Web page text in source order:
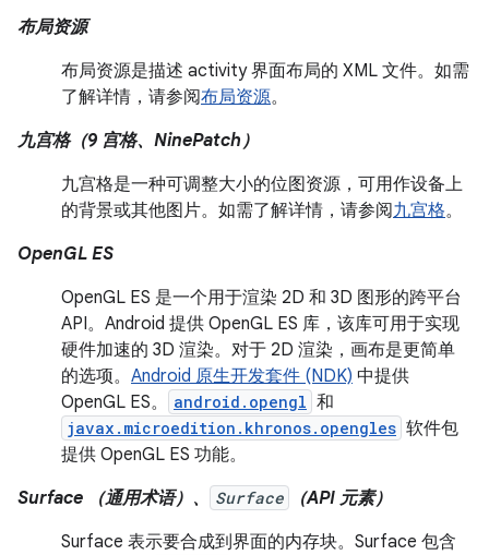
布局资源
布局资源是描述 activity 界面布局的 XML 文件。如需
了解详情，请参阅布局资源。
九宫格（9 宫格、NinePatch）
九宫格是一种可调整大小的位图资源，可用作设备上
的背景或其他图片。如需了解详情，请参阅九宫格。
OpenGL ES
OpenGL ES 是一个用于渲染 2D 和 3D 图形的跨平台
API。Android 提供 OpenGL ES 库，该库可用于实现
硬件加速的 3D 渲染。对于 2D 渲染，画布是更简单
的选项。 Android 原生开发套件 (NDK) 中提供
OpenGL ES。
android.opengl 和
javax.microedition.khronos.opengles 软件包
提供 OpenGL ES 功能。
Surface （通用术语）、
Surface
（API 元素）
Surface 表示要合成到界面的内存块。Surface 包含